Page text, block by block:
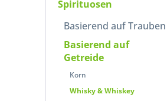
The Welsh Whisky Co. Ltd.
Westland Distillery
Ziegler
Spirituosen
Basierend auf Trauben
Basierend auf
Getreide
Korn
Whisky & Whiskey